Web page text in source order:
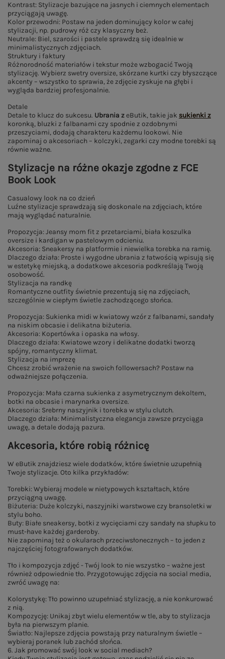
Kontrast: Stylizacje bazujące na jasnych i ciemnych elementach
przyciągają uwagę.
Kolor przewodni: Postaw na jeden dominujący kolor w całej
stylizacji, np. pudrowy róż czy klasyczny beż.
Neutrale: Biel, szarości i pastele sprawdzą się idealnie w
minimalistycznych zdjęciach.
Struktury i faktury
Różnorodność materiałów i tekstur może wzbogacić Twoją
stylizację. Wybierz swetry oversize, skórzane kurtki czy błyszczące
akcenty – wszystko to sprawia, że zdjęcie zyskuje na głębi i
wygląda bardziej profesjonalnie.
Detale
Detale to klucz do sukcesu. Ubrania zeButik, takie jak sukienki z
koronką, bluzki z falbanami czy spodnie z ozdobnymi
przeszyciami, dodają charakteru każdemu lookowi. Nie
zapominaj o akcesoriach – kolczyki, zegarki czy modne torebki są
równie ważne.
Stylizacje na różne okazje zgodne z FCE
Book Look
Casualowy look na co dzień
Luźne stylizacje sprawdzają się doskonale na zdjęciach, które
mają wyglądać naturalnie.
Propozycja: Jeansy mom fit z przetarciami, biała koszulka
oversize i kardigan w pastelowym odcieniu.
Akcesoria: Sneakersy na platformie i niewielka torebka na ramię.
Dlaczego działa: Proste i wygodne ubrania z łatwością wpisują się
w estetykę miejską, a dodatkowe akcesoria podkreślają Twoją
osobowość.
Stylizacja na randkę
Romantyczne outfity świetnie prezentują się na zdjęciach,
szczególnie w ciepłym świetle zachodzącego słońca.
Propozycja: Sukienka midi w kwiatowy wzór z falbanami, sandały
na niskim obcasie i delikatna biżuteria.
Akcesoria: Kopertówka i opaska na włosy.
Dlaczego działa: Kwiatowe wzory i delikatne dodatki tworzą
spójny, romantyczny klimat.
Stylizacja na imprezę
Chcesz zrobić wrażenie na swoich followersach? Postaw na
odważniejsze połączenia.
Propozycja: Mała czarna sukienka z asymetrycznym dekoltem,
botki na obcasie i marynarka oversize.
Akcesoria: Srebrny naszyjnik i torebka w stylu clutch.
Dlaczego działa: Minimalistyczna elegancja zawsze przyciąga
uwagę, a detale dodają pazura.
Akcesoria, które robią różnicę
W eButik znajdziesz wiele dodatków, które świetnie uzupełnią
Twoje stylizacje. Oto kilka przykładów:
Torebki: Wybieraj modele w nietypowych kształtach, które
przyciągną uwagę.
Biżuteria: Duże kolczyki, naszyjniki warstwowe czy bransoletki w
stylu boho.
Buty: Białe sneakersy, botki z wycięciami czy sandały na słupku to
must-have każdej garderoby.
Nie zapominaj też o okularach przeciwsłonecznych – to jeden z
najczęściej fotografowanych dodatków.
Tło i kompozycja zdjęć - Twój look to nie wszystko – ważne jest
również odpowiednie tło. Przygotowując zdjęcia na social media,
zwróć uwagę na:
Kolorystykę: Tło powinno uzupełniać stylizację, a nie konkurować
z nią.
Kompozycję: Unikaj zbyt wielu elementów w tle, aby to stylizacja
była na pierwszym planie.
Światło: Najlepsze zdjęcia powstają przy naturalnym świetle –
wybieraj poranek lub zachód słońca.
6. Jak promować swój look w social mediach?